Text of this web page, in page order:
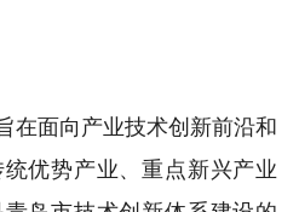
在面向产业技术创新前沿和
优势产业、重点新兴产业